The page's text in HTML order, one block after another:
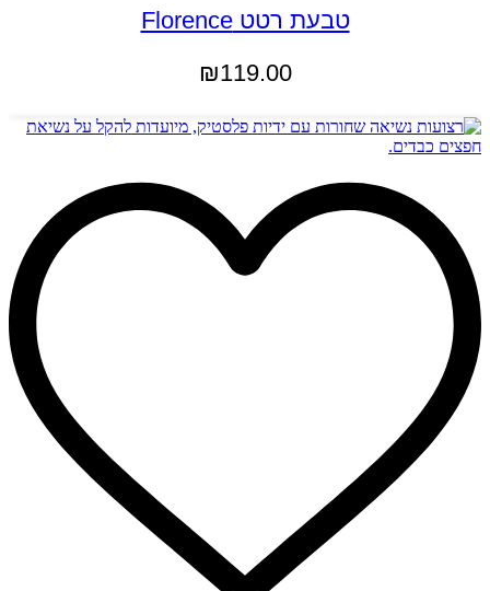
טבעת רטט Florence
₪119.00